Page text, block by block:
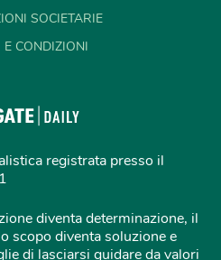
SOCIETARIE
E CONDIZIONI
registrata presso il
diventa determinazione, il
scopo diventa soluzione e
di lasciarsi guidare da valori